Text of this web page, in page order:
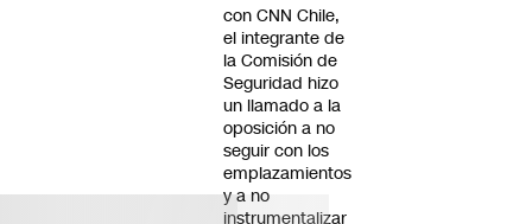
con CNN Chile,
el integrante de
la Comisión de
Seguridad hizo
un llamado a la
oposición a no
seguir con los
emplazamientos
y a no
instrumentalizar